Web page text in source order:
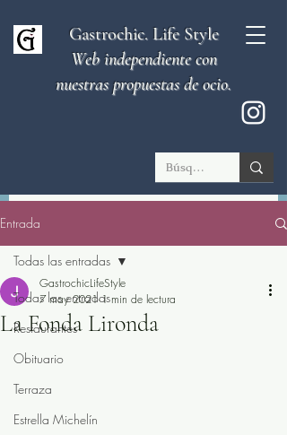
Gastrochic. Life Style
Web independiente con
nuestras propuestas de ocio.
Entrada
Todas las entradas
Restaurantes
Obituario
Terraza
Estrella Michelín
Todas las entradas
La Fonda Lironda
GastrochicLifeStyle
7 may 2021 1 min de lectura